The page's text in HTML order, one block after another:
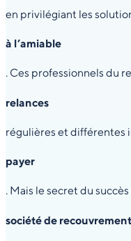
en privilégiant les
à l’amiable
. Ces professionnels du
relances
régulières et différentes
payer
. Mais le secret du
société de recouvrement